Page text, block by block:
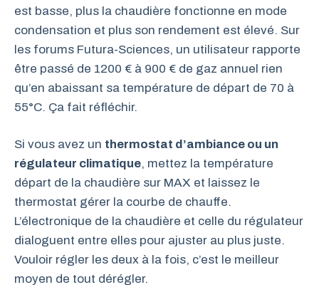
est basse, plus la chaudière fonctionne en mode
condensation et plus son rendement est élevé. Sur
les forums Futura-Sciences, un utilisateur rapporte
être passé de 1200 € à 900 € de gaz annuel rien
qu’en abaissant sa température de départ de 70 à
55°C. Ça fait réfléchir.
Si vous avez un thermostat d’ambiance ou un
régulateur climatique, mettez la température
départ de la chaudière sur MAX et laissez le
thermostat gérer la courbe de chauffe.
L’électronique de la chaudière et celle du régulateur
dialoguent entre elles pour ajuster au plus juste.
Vouloir régler les deux à la fois, c’est le meilleur
moyen de tout dérégler.